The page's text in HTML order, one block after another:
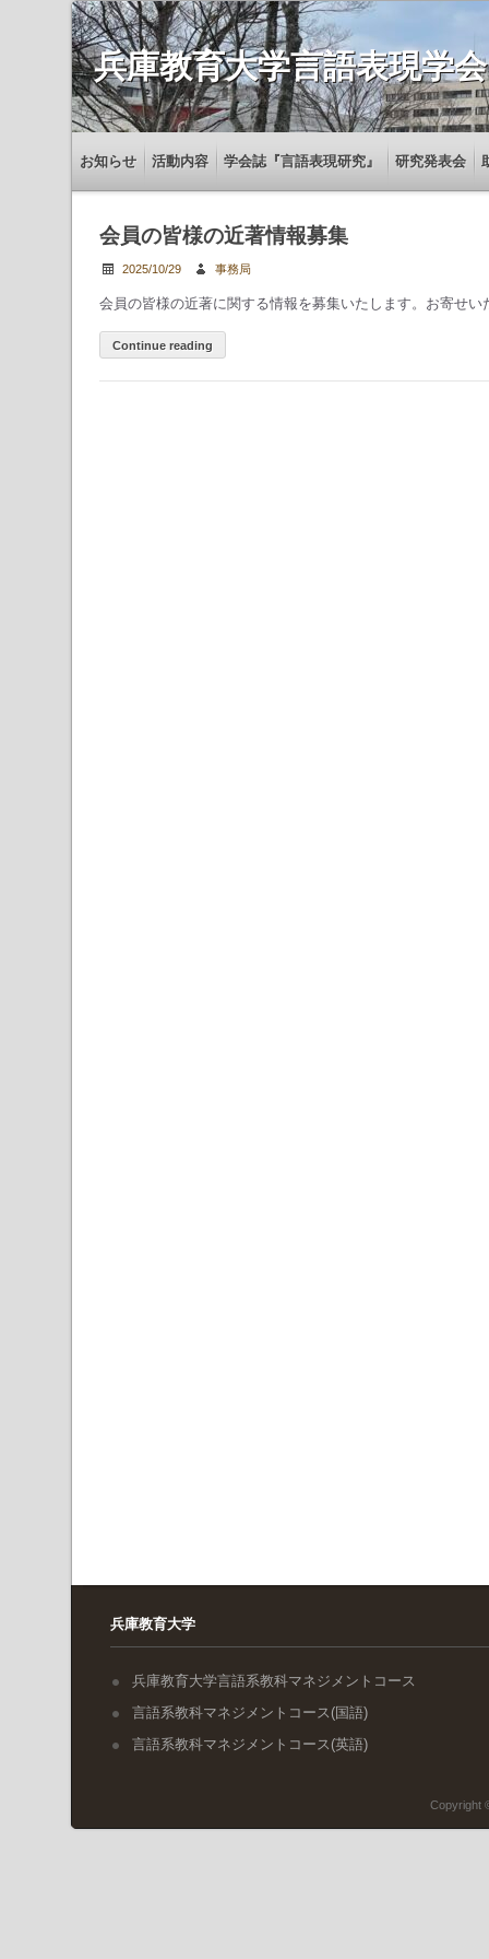
兵庫教育大学言語表現学会
お知らせ 活動内容 学会誌『言語表現研究』 研究発表会
会員の皆様の近著情報募集
2025/10/29 事務局
会員の皆様の近著に関する情報を募集いたします。お寄せ
Continue reading
兵庫教育大学
兵庫教育大学言語系教科マネジメントコース
言語系教科マネジメントコース(国語)
言語系教科マネジメントコース(英語)
Copyright